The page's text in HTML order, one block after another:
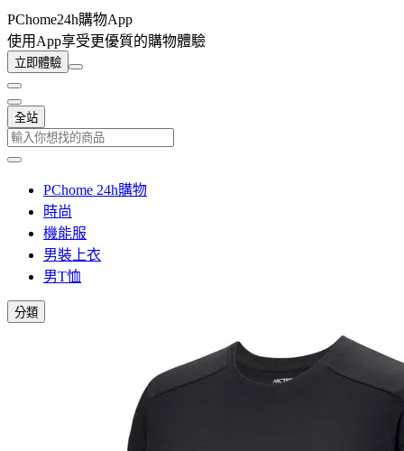
PChome24h購物App
使用App享受更優質的購物體驗
立即體驗
全站
PChome 24h購物
時尚
機能服
男裝上衣
男T恤
分類